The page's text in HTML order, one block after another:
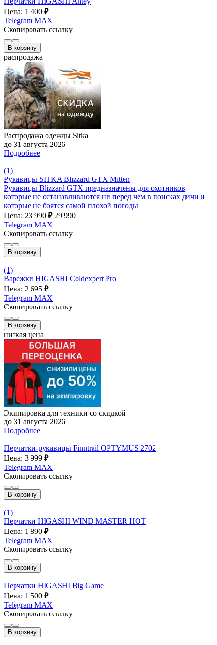
Цена: 1 400 ₽
Telegram MAX
Скопировать ссылку
В корзину
распродажа
Распродажа одежды Sitka
до 31 августа 2026
Подробнее
(1)
Рукавицы SITKA Blizzard GTX Mitten
Рукавицы Blizzard GTX предназначены для охотников,
которые не останавливаются ни перед чем в поисках дичи и
которые не боятся самой плохой погоды.
Цена: 23 990 ₽ 29 990
Telegram MAX
Скопировать ссылку
В корзину
(1)
Варежки HIGASHI Coldexpert Pro
Цена: 2 695 ₽
Telegram MAX
Скопировать ссылку
В корзину
низкая цена
Экипировка для техники со скидкой
до 31 августа 2026
Подробнее
Перчатки-рукавицы Finntrail OPTYMUS 2702
Цена: 3 999 ₽
Telegram MAX
Скопировать ссылку
В корзину
(1)
Перчатки HIGASHI WIND MASTER HOT
Цена: 1 890 ₽
Telegram MAX
Скопировать ссылку
В корзину
Перчатки HIGASHI Big Game
Цена: 1 500 ₽
Telegram MAX
Скопировать ссылку
В корзину